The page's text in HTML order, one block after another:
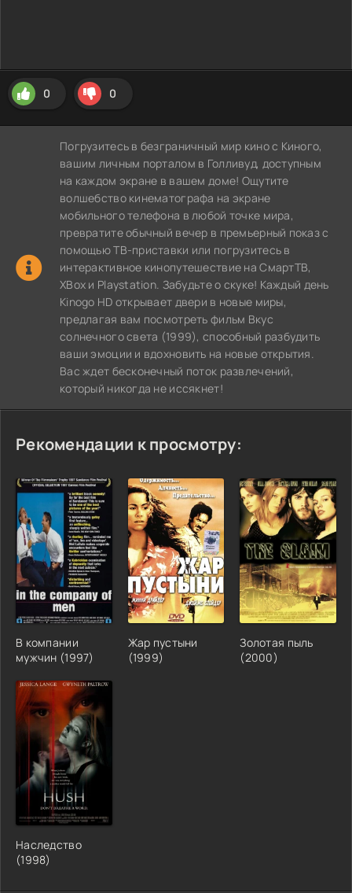
0 0
Погрузитесь в безграничный мир кино с Киного,
вашим личным порталом в Голливуд, доступным
на каждом экране в вашем доме! Ощутите
волшебство кинематографа на экране
мобильного телефона в любой точке мира,
превратите обычный вечер в премьерный показ с
помощью ТВ-приставки или погрузитесь в
интерактивное кинопутешествие на СмартТВ,
XBox и Playstation. Забудьте о скуке! Каждый день
Kinogo HD открывает двери в новые миры,
предлагая вам посмотреть фильм Вкус
солнечного света (1999), способный разбудить
ваши эмоции и вдохновить на новые открытия.
Вас ждет бесконечный поток развлечений,
который никогда не иссякнет!
Рекомендации к просмотру:
В компании
мужчин (1997)
Жар пустыни
(1999)
Золотая пыль
(2000)
Наследство
(1998)